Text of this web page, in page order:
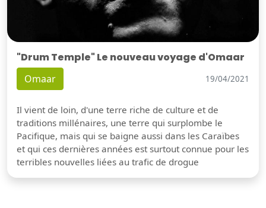
"Drum Temple" Le nouveau voyage d'Omaar
Omaar 19/04/2021
Il vient de loin, d'une terre riche de culture et de
traditions millénaires, une terre qui surplombe le
Pacifique, mais qui se baigne aussi dans les Caraïbes
et qui ces dernières années est surtout connue pour les
terribles nouvelles liées au trafic de drogue